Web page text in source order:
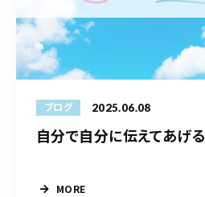
ブログ 2025.06.08
自分で自分に伝えてあげる
MORE